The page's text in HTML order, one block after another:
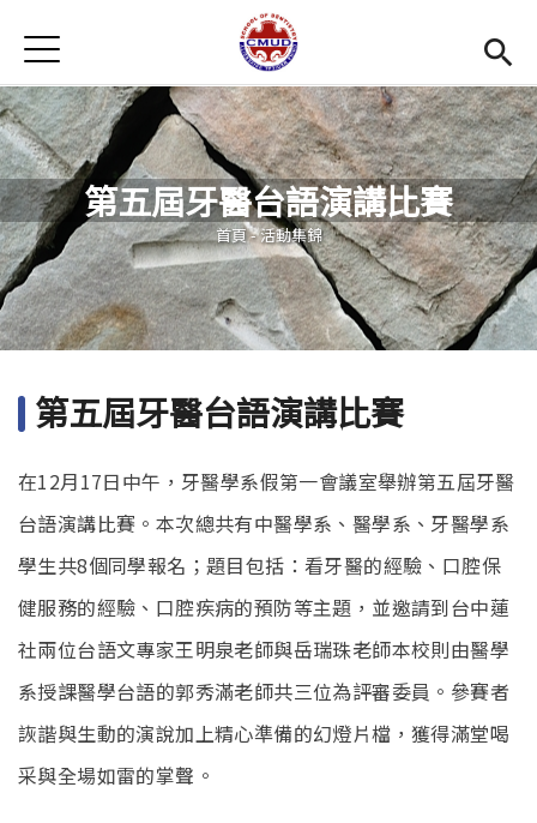
首頁
最新消息
招生訊息
Open
系所簡介
Open
教學環境
Open
學生專區
活動集錦
English(link is external)
Jump to Navigation
Jump to Main content
第五屆牙醫台語演講比賽
您在這裡
首頁-活動集錦
第五屆牙醫台語演講比賽
在12月17日中午，牙醫學系假第一會議室舉辦第五屆牙醫
台語演講比賽。本次總共有中醫學系、醫學系、牙醫學系
學生共8個同學報名；題目包括：看牙醫的經驗、口腔保
健服務的經驗、口腔疾病的預防等主題，並邀請到台中蓮
社兩位台語文專家王明泉老師與岳瑞珠老師本校則由醫學
系授課醫學台語的郭秀滿老師共三位為評審委員。參賽者
詼諧與生動的演說加上精心準備的幻燈片檔，獲得滿堂喝
采與全場如雷的掌聲。